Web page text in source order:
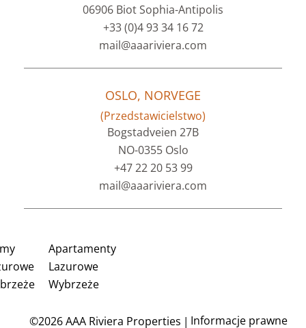
06906 Biot Sophia-Antipolis
+33 (0)4 93 34 16 72
mail@aaariviera.com
OSLO, NORVEGE
(Przedstawicielstwo)
Bogstadveien 27B
NO-0355 Oslo
+47 22 20 53 99
mail@aaariviera.com
Apartamenty
Lazurowe
Wybrzeże
©2026 AAA Riviera Properties Informacje prawne